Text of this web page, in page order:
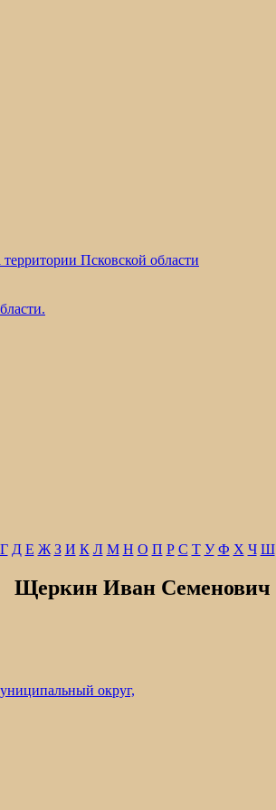
Псковской области
Г Д Е Ж З И К Л М Н О П Р С Т У Ф Х Ч Ш
Щеркин Иван Семенович
округ,